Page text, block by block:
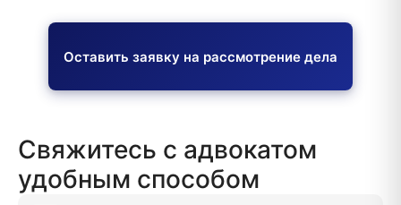
Оставить заявку на рассмотрение дела
Свяжитесь с адвокатом
удобным способом